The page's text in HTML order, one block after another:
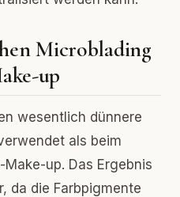
Microblading
up
wesentlich dünnere
als beim
up. Das Ergebnis
da die Farbpigmente